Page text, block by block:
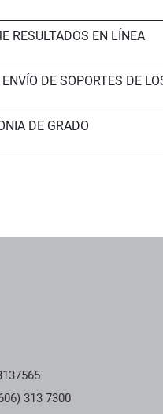
RESULTADOS EN LÍNEA
ENVÍO DE SOPORTES DE
DE GRADO
313 7300